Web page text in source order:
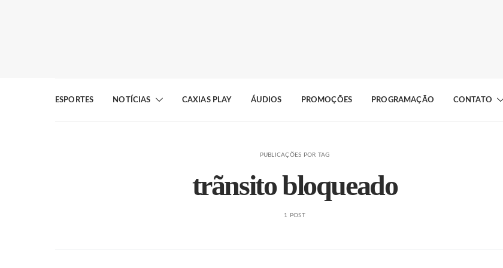
ESPORTES NOTÍCIAS CAXIAS PLAY ÁUDIOS PROMOÇÕES PROGRAMAÇÃO CONTATO
PUBLICAÇÕES POR TAG
trãnsito bloqueado
1 POST